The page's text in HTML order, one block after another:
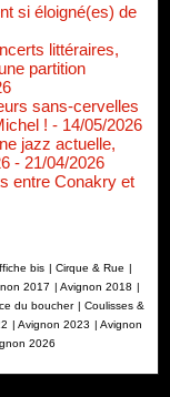
si éloigné(es) de
littéraires,
partition
sans-cervelles
! - 14/05/2026
jazz actuelle,
- 21/04/2026
entre Conakry et
bis | Cirque & Rue |
2017 | Avignon 2018 |
du boucher | Coulisses &
| Avignon 2023 | Avignon
2026